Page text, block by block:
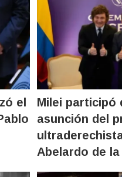
el
Milei participó
asunción del
Abelardo de